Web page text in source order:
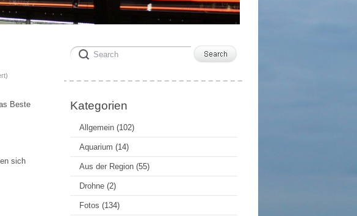
für
Gute
)
Beste
sich
Kategorien
Allgemein (102)
Aquarium (14)
Aus der Region (55)
Drohne (2)
Fotos (134)